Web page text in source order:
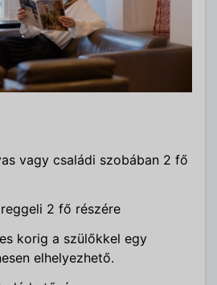
vagy családi szobában 2 fő
2 fő részére
korig a szülőkkel egy
elhelyezhető.